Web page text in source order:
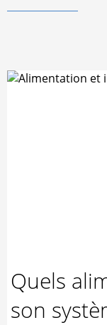
Quels
son